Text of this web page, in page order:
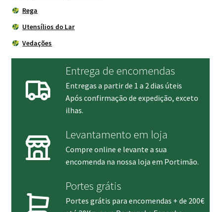
Rega
Utensílios do Lar
Vedações
Entrega de encomendas
Entregas a partir de 1 a 2 dias úteis
Após confirmação de expedição, exceto
ilhas.
Levantamento em loja
Compre online e levante a sua
encomenda na nossa loja em Portimão.
Portes grátis
Portes grátis para encomendas + de 200€